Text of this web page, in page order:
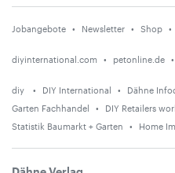
Jobangebote Newsletter Shop
diyinternational.com petonline.de
diy DIY International Dähne
Garten Fachhandel
DIY Retailers
Statistik Baumarkt + Garten
Home